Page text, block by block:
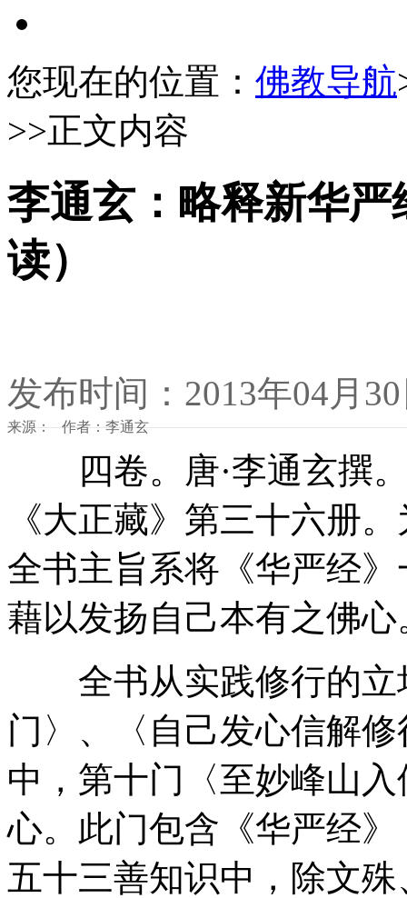
您现在的位置： 佛教导航
>>正文内容
李通玄：略释新华
读）
发布时间：2013年04月
来源： 作者：李通玄
四卷。唐·李通玄撰。
《大正藏》第三十六册
全书主旨系将《华严经
藉以发扬自己本有之佛心
全书从实践修行的立
门〉、〈自己发心信解
中，第十门〈至妙峰山
心。此门包含《华严经
五十三善知识中，除文